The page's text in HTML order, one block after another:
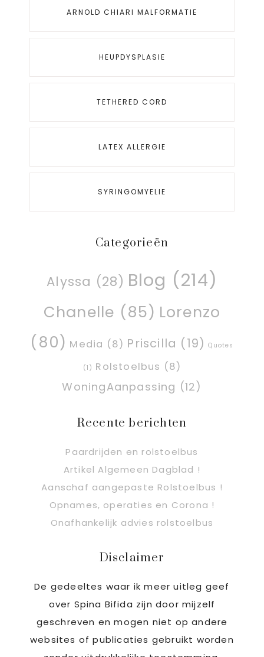
ARNOLD CHIARI MALFORMATIE
HEUPDYSPLASIE
TETHERED CORD
LATEX ALLERGIE
SYRINGOMYELIE
Categorieën
Alyssa (28) Blog (214)
Chanelle (85) Lorenzo
(80) Media (8) Priscilla (19) Quotes
(1) Rolstoelbus (8)
WoningAanpassing (12)
Recente berichten
Paardrijden en rolstoelbus
Artikel Algemeen Dagblad !
Aanschaf aangepaste Rolstoelbus !
Opnames, operaties en Corona !
Onafhankelijk advies rolstoelbus
Disclaimer
De gedeeltes waar ik meer uitleg geef
over Spina Bifida zijn door mijzelf
geschreven en mogen niet op andere
websites of publicaties gebruikt worden